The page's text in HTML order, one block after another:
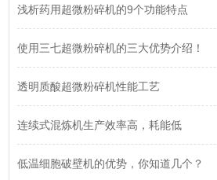
浅析药用超微粉碎机的9个功能特点
使用三七超微粉碎机的三大优势介绍！
透明质酸超微粉碎机性能工艺
连续式混炼机生产效率高，耗能低
低温细胞破壁机的优势，你知道几个？